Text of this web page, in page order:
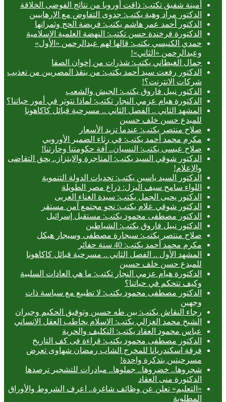
أمينة شفيق تكتب: ذاقت أوروبا من نتائج الفوضى الخلاقة
الدكتور مراد وهبة يكتب: جدوى التفاوض مع الإرهابيين
الدكتور أحمد عمر هاشم يكتب: فريضة الحج وثمراتها
الدكتورة فرخندة حسن تكتب: النهضة العلمية الإسلامية
حمدي الكنيسي يكتب: قالها لهم عبدالرحمن «الأول»
وعبدالرحمن «الثاني»!
جمال الغيطاني يكتب: شذرات من إخوان الصفا
الدكتور رفعت سيد أحمد يكتب: من ينقذ المصريين من تعذيب
شركات الانترنت؟!
الدكتور نبيل فاروق يكتب: الجيش والشعب
الدكتورة هيام عزمي النجار تكتب: لماذا نتوتر في أمور حياتنا؟
المشهد الثاني .. الفصل الثاني .. مسرحية قبائل كاكاهونا
للمبدع حسن خلف حسين
صلاح منتصر يكتب: عندما تزيد الأسعار
مكرم محمد أحمد يكتب: في رثاء الضمير الأوروبي
صلاح عيسى يكتب: النسيان.. آفة حكومتنا وحارتنا!
الدكتور شوقي السيد يكتب: المتاجرة والابتزاز.. بحق التقاضى
والإعلام!
الدكتور السيد ياسين يكتب: تحديات الدولة التنموية
اللواء سامح سيف اليزل: ذراع مصر الطويلة
الدكتور يحيى الجمل يكتب: سيدة الغناء العربى
الدكتور شوقي علام يكتب: نحو مجتمع آمن مستقر
الدكتور مصطفى محمود يكتب: مستقبل إسرائيل
الدكتور نبيل فاروق يكتب: الشياطين
صلاح منتصر يكتب: سيجارة مصطفى وسيجار هيكل
مكرم محمد أحمد يكتب: 40 سنة حفائر
المشهد الأول .. الفصل الثاني .. مسرحية قبائل كاكاهونا
للمبدع حسن خلف حسين
الدكتورة هيام عزمي النجار تكتب: ما هي العادات السلبية
وكيف تتحكم في حياتنا؟
الدكتور مصطفى محمود يكتب: لا تطبيع مع سياسة ذات
وجهين
رجاء النقاش يكتب: بين طه حسين وتوفيق الحكيم وجبران
الشيخ محمد الغزالي يكتب: الإسلام يخاطب العقل الإنساني
عباس محمود العقاد يكتب: التكليف والحرية
الدكتور مصطفى محمود يكتب: قراءة فى كف التاريخ
فرقة اسكندريانا للمخرج الشاب رمضان شهاوى تعرض
مسرحيتين بتذكرة واحدة!
شجروها.. خضروها.. جملوها.. مبادرات للتشجير ترصدها
الدكتورة منى العقاد
«التعليم» تعلن عن وظائف شاغرة.. اعرف الشروط والأوراق
المطلوبة